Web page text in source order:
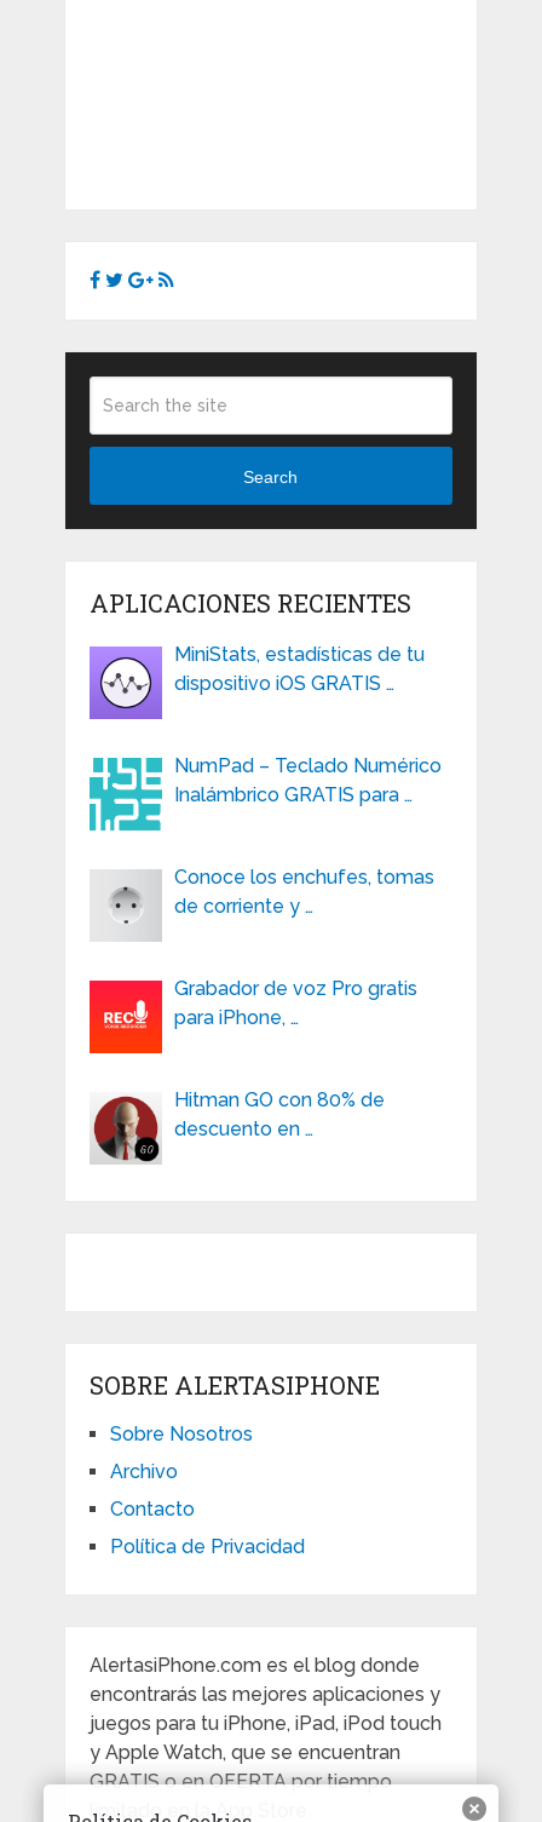
Search
APLICACIONES RECIENTES
MiniStats, estadísticas de tu
dispositivo iOS GRATIS …
NumPad – Teclado Numérico
Inalámbrico GRATIS para …
Conoce los enchufes, tomas
de corriente y …
Grabador de voz Pro gratis
para iPhone, …
Hitman GO con 80% de
descuento en …
SOBRE ALERTASIPHONE
Sobre Nosotros
Archivo
Contacto
Política de Privacidad
AlertasiPhone.com es el blog donde
encontrarás las mejores aplicaciones y
juegos para tu iPhone, iPad, iPod touch
y Apple Watch, que se encuentran
GRATIS o en OFERTA por tiempo
limitado en la App Store.